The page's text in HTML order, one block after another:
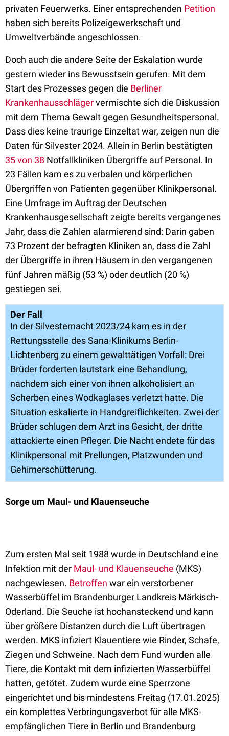
privaten Feuerwerks. Einer entsprechenden Petition
haben sich bereits Polizeigewerkschaft und
Umweltverbände angeschlossen.
Doch auch die andere Seite der Eskalation wurde
gestern wieder ins Bewusstsein gerufen. Mit dem
Start des Prozesses gegen die Berliner
Krankenhausschlägervermischte sich die Diskussion
mit dem Thema Gewalt gegen Gesundheitspersonal.
Dass dies keine traurige Einzeltat war, zeigen nun die
Daten für Silvester 2024. Allein in Berlin bestätigten
35 von 38 Notfallkliniken Übergriffe auf Personal. In
23 Fällen kam es zu verbalen und körperlichen
Übergriffen von Patienten gegenüber Klinikpersonal.
Eine Umfrage im Auftrag der Deutschen
Krankenhausgesellschaft zeigte bereits vergangenes
Jahr, dass die Zahlen alarmierend sind: Darin gaben
73 Prozent der befragten Kliniken an, dass die Zahl
der Übergriffe in ihren Häusern in den vergangenen
fünf Jahren mäßig (53 %) oder deutlich (20 %)
gestiegen sei.
Der Fall
In der Silvesternacht 2023/24 kam es in der
Rettungsstelle des Sana-Klinikums Berlin-
Lichtenberg zu einem gewalttätigen Vorfall: Drei
Brüder forderten lautstark eine Behandlung,
nachdem sich einer von ihnen alkoholisiert an
Scherben eines Wodkaglases verletzt hatte. Die
Situation eskalierte in Handgreiflichkeiten. Zwei der
Brüder schlugen dem Arzt ins Gesicht, der dritte
attackierte einen Pfleger. Die Nacht endete für das
Klinikpersonal mit Prellungen, Platzwunden und
Gehirnerschütterung.
Sorge um Maul- und Klauenseuche
Zum ersten Mal seit 1988 wurde in Deutschland eine
Infektion mit der Maul- und Klauenseuche (MKS)
nachgewiesen. Betroffen war ein verstorbener
Wasserbüffel im Brandenburger Landkreis Märkisch-
Oderland. Die Seuche ist hochansteckend und kann
über größere Distanzen durch die Luft übertragen
werden. MKS infiziert Klauentiere wie Rinder, Schafe,
Ziegen und Schweine. Nach dem Fund wurden alle
Tiere, die Kontakt mit dem infizierten Wasserbüffel
hatten, getötet. Zudem wurde eine Sperrzone
eingerichtet und bis mindestens Freitag (17.01.2025)
ein komplettes Verbringungsverbot für alle MKS-
empfänglichen Tiere in Berlin und Brandenburg